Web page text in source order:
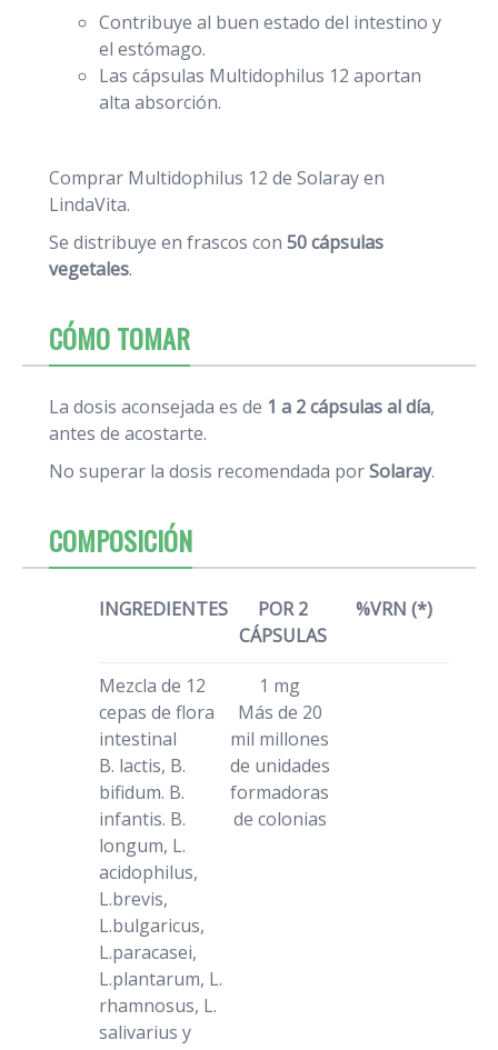
Contribuye al buen estado del intestino y
el estómago.
Las cápsulas Multidophilus 12 aportan
alta absorción.
Comprar Multidophilus 12 de Solaray en
LindaVita.
Se distribuye en frascos con 50 cápsulas
vegetales.
CÓMO TOMAR
La dosis aconsejada es de 1 a 2 cápsulas al día,
antes de acostarte.
No superar la dosis recomendada porSolaray.
COMPOSICIÓN
INGREDIENTES
POR 2
CÁPSULAS
%VRN (*)
Mezcla de 12
cepas de flora
intestinal
B. lactis, B.
bifidum. B.
infantis. B.
longum, L.
acidophilus,
L.brevis,
L.bulgaricus,
L.paracasei,
L.plantarum, L.
rhamnosus, L.
salivarius y
1 mg
Más de 20
mil millones
de unidades
formadoras
de colonias